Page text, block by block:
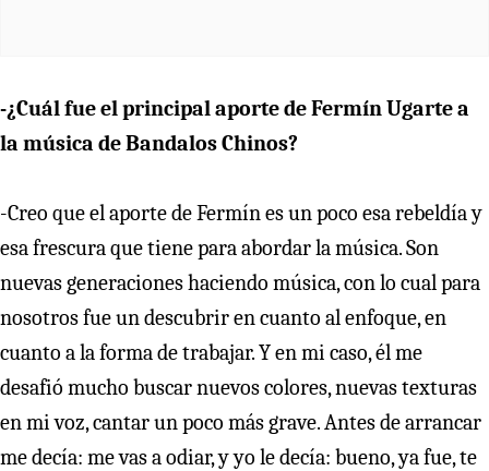
-¿Cuál fue el principal aporte de Fermín Ugarte a
la música de Bandalos Chinos?
-Creo que el aporte de Fermín es un poco esa rebeldía y
esa frescura que tiene para abordar la música. Son
nuevas generaciones haciendo música, con lo cual para
nosotros fue un descubrir en cuanto al enfoque, en
cuanto a la forma de trabajar. Y en mi caso, él me
desafió mucho buscar nuevos colores, nuevas texturas
en mi voz, cantar un poco más grave. Antes de arrancar
me decía: me vas a odiar, y yo le decía: bueno, ya fue, te